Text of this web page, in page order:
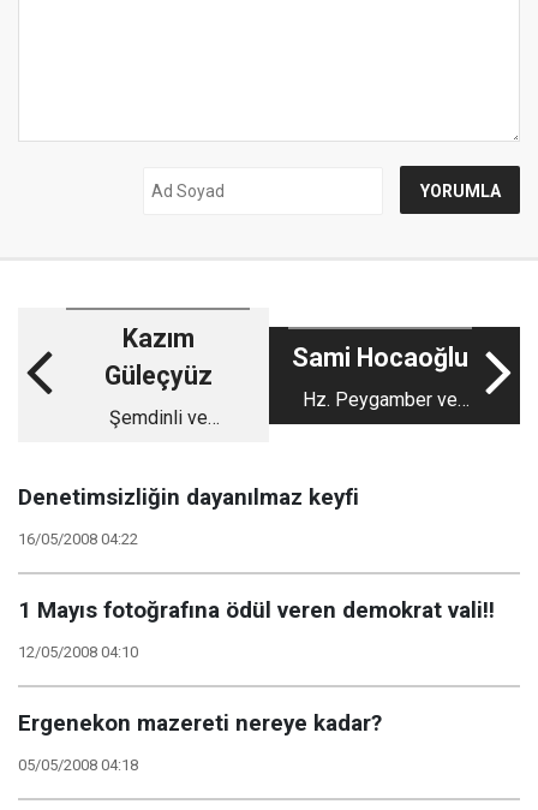
Kazım
Güleçyüz
Şemdinli ve
Sami Hocaoğlu
Hz. Peygamber ve
yapıcı muhalefet
Denetimsizliğin dayanılmaz keyfi
16/05/2008 04:22
1 Mayıs fotoğrafına ödül veren demokrat vali!!
12/05/2008 04:10
Ergenekon mazereti nereye kadar?
05/05/2008 04:18